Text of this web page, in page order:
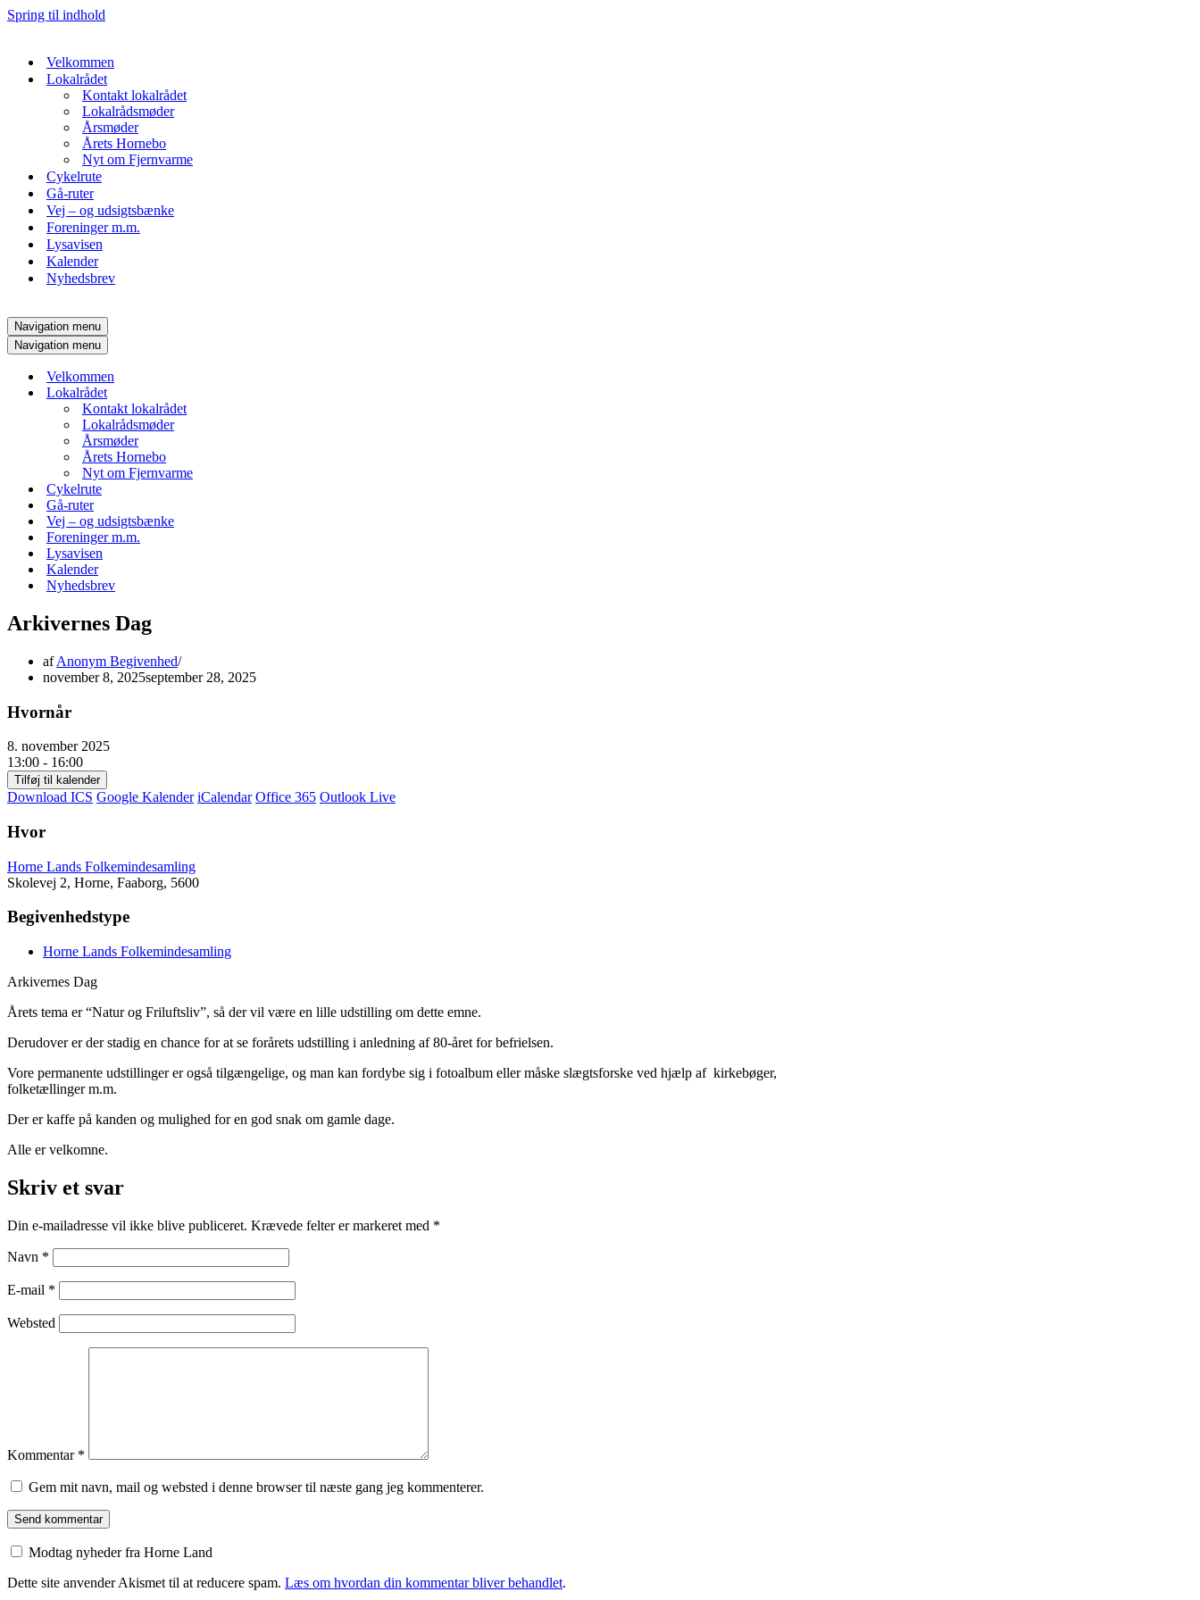
Spring til indhold
Velkommen
Lokalrådet
Kontakt lokalrådet
Lokalrådsmøder
Årsmøder
Årets Hornebo
Nyt om Fjernvarme
Cykelrute
Gå-ruter
Vej – og udsigtsbænke
Foreninger m.m.
Lysavisen
Kalender
Nyhedsbrev
Navigation menu
Navigation menu
Velkommen
Lokalrådet
Kontakt lokalrådet
Lokalrådsmøder
Årsmøder
Årets Hornebo
Nyt om Fjernvarme
Cykelrute
Gå-ruter
Vej – og udsigtsbænke
Foreninger m.m.
Lysavisen
Kalender
Nyhedsbrev
Arkivernes Dag
afAnonym Begivenhed
november 8, 2025september 28, 2025
Hvornår
8. november 2025
13:00 - 16:00
Tilføj til kalender
Download ICS Google Kalender iCalendar Office 365 Outlook Live
Hvor
Horne Lands Folkemindesamling
Skolevej 2, Horne, Faaborg, 5600
Begivenhedstype
Horne Lands Folkemindesamling
Arkivernes Dag
Årets tema er “Natur og Friluftsliv”, så der vil være en lille udstilling om dette emne.
Derudover er der stadig en chance for at se forårets udstilling i anledning af 80-året for befrielsen.
Vore permanente udstillinger er også tilgængelige, og man kan fordybe sig i fotoalbum eller måske slægtsforske ved hjælp af kirkebøger,
folketællinger m.m.
Der er kaffe på kanden og mulighed for en god snak om gamle dage.
Alle er velkomne.
Skriv et svar
Din e-mailadresse vil ikke blive publiceret. Krævede felter er markeret med *
Navn *
E-mail *
Websted
Kommentar *
Gem mit navn, mail og websted i denne browser til næste gang jeg kommenterer.
Modtag nyheder fra Horne Land
Dette site anvender Akismet til at reducere spam. Læs om hvordan din kommentar bliver behandlet.